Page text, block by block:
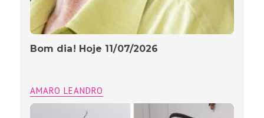
Bom dia! Hoje 11/07/2026
AMARO LEANDRO